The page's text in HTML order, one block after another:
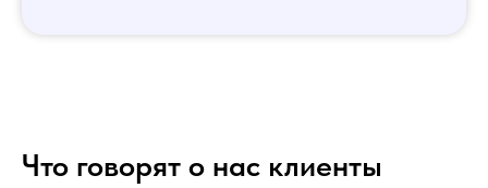
Что говорят о нас клиенты